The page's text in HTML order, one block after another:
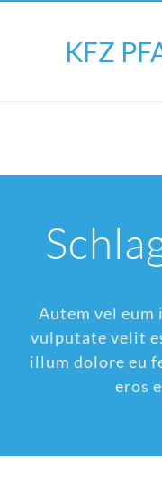
KFZ
Autem vel
vulputate velit
illum dolore eu
eros